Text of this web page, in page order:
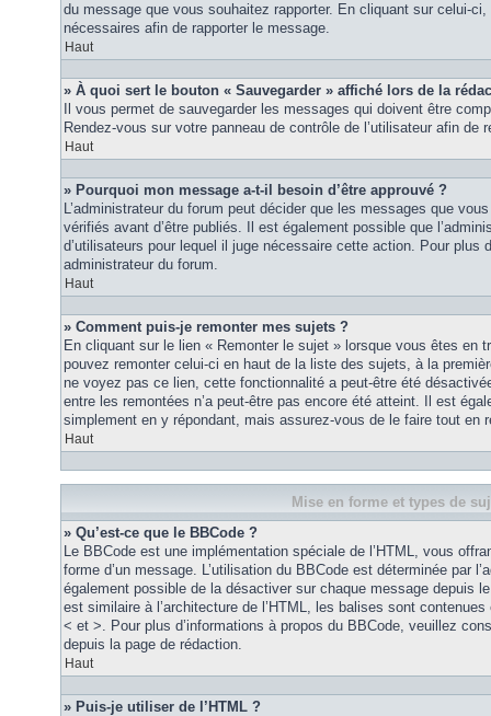
du message que vous souhaitez rapporter. En cliquant sur celui-
nécessaires afin de rapporter le message.
Haut
» À quoi sert le bouton « Sauvegarder » affiché lors de la
Il vous permet de sauvegarder les messages qui doivent être
Rendez-vous sur votre panneau de contrôle de l’utilisateur afin de
Haut
» Pourquoi mon message a-t-il besoin d’être approuvé ?
L’administrateur du forum peut décider que les messages que
vérifiés avant d’être publiés. Il est également possible que
d’utilisateurs pour lequel il juge nécessaire cette action. Pour plus
administrateur du forum.
Haut
» Comment puis-je remonter mes sujets ?
En cliquant sur le lien « Remonter le sujet » lorsque vous êtes en
pouvez remonter celui-ci en haut de la liste des sujets, à la
ne voyez pas ce lien, cette fonctionnalité a peut-être été
entre les remontées n’a peut-être pas encore été atteint. Il est
simplement en y répondant, mais assurez-vous de le faire tout en
Haut
Mise en forme et types de
» Qu’est-ce que le BBCode ?
Le BBCode est une implémentation spéciale de l’HTML, vous
forme d’un message. L’utilisation du BBCode est déterminée par
également possible de la désactiver sur chaque message depuis
est similaire à l’architecture de l’HTML, les balises sont
< et >. Pour plus d’informations à propos du BBCode, veuillez
depuis la page de rédaction.
Haut
» Puis-je utiliser de l’HTML ?